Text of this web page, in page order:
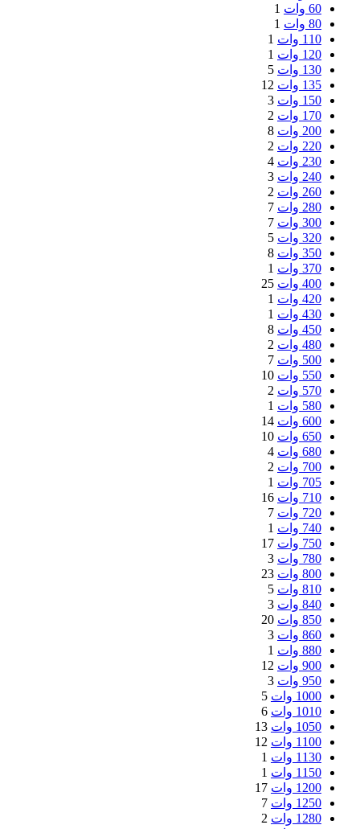
60 وات
1
80 وات
1
110 وات
1
120 وات
1
130 وات
5
135 وات
12
150 وات
3
170 وات
2
200 وات
8
220 وات
2
230 وات
4
240 وات
3
260 وات
2
280 وات
7
300 وات
7
320 وات
5
350 وات
8
370 وات
1
400 وات
25
420 وات
1
430 وات
1
450 وات
8
480 وات
2
500 وات
7
550 وات
10
570 وات
2
580 وات
1
600 وات
14
650 وات
10
680 وات
4
700 وات
2
705 وات
1
710 وات
16
720 وات
7
740 وات
1
750 وات
17
780 وات
3
800 وات
23
810 وات
5
840 وات
3
850 وات
20
860 وات
3
880 وات
1
900 وات
12
950 وات
3
1000 وات
5
1010 وات
6
1050 وات
13
1100 وات
12
1130 وات
1
1150 وات
1
1200 وات
17
1250 وات
7
1280 وات
2